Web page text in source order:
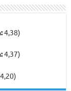
4,38)
4,37)